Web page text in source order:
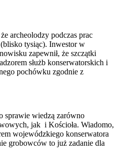
archeolodzy podczas prac
tysiąc). Inwestor w
zapewnił, że szczątki
służb konserwatorskich i
pochówku zgodnie z
sprawie wiedzą zarówno
jak i Kościoła. Wiadomo,
wojewódzkiego konserwatora
grobowców to już zadanie dla